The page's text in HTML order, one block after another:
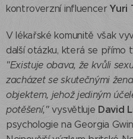
kontroverzní influencerYuri
V lékařské komunitě však
další otázku, která se přímo
"Existuje obava, že kvůli
zacházet se skutečnými
objektem, jehož jediným
potěšení,"vysvětluje David
psychologie na Georgia